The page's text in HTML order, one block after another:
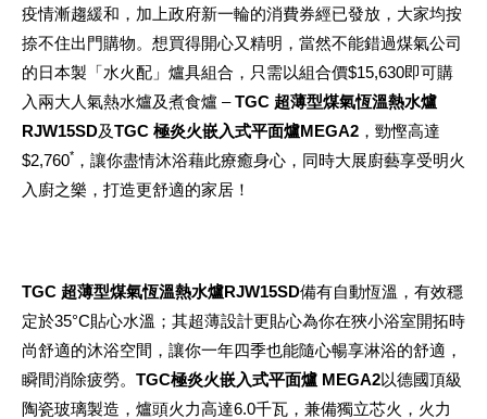
疫情漸趨緩和，加上政府新一輪的消費券經已發放，大家均按
捺不住出門購物。想買得開心又精明，當然不能錯過煤氣公司
的日本製「水火配」爐具組合，只需以組合價$15,630即可購
入兩大人氣熱水爐及煮食爐 –TGC 超薄型煤氣恆溫熱水爐
RJW15SD及TGC 極炎火嵌入式平面爐MEGA2 ，勁慳高達
$2,760* ，讓你盡情沐浴藉此療癒身心，同時大展廚藝享受明火
入廚之樂，打造更舒適的家居！
TGC 超薄型煤氣恆溫熱水爐RJW15SD備有自動恆溫，有效穩
定於35°C貼心水溫；其超薄設計更貼心為你在狹小浴室開拓時
尚舒適的沐浴空間，讓你一年四季也能隨心暢享淋浴的舒適，
瞬間消除疲勞。 TGC極炎火嵌入式平面爐 MEGA2以德國頂級
陶瓷玻璃製造，爐頭火力高達6.0千瓦，兼備獨立芯火，火力